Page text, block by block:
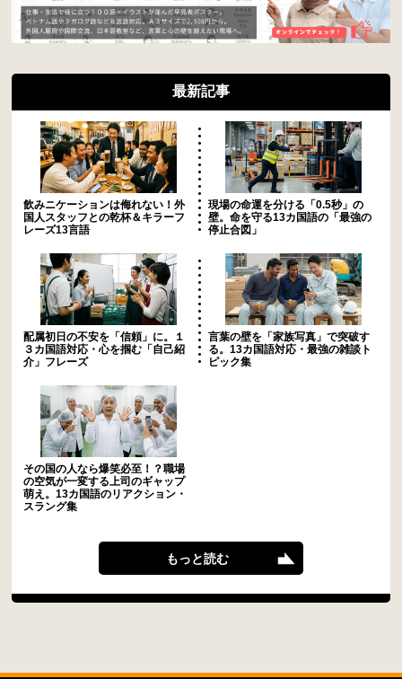
最新記事
飲みニケーションは侮れない！外
国人スタッフとの乾杯＆キラーフ
レーズ13言語
現場の命運を分ける「0.5秒」の
壁。命を守る13カ国語の「最強の
停止合図」
配属初日の不安を「信頼」に。１
３カ国語対応・心を掴む「自己紹
介」フレーズ
言葉の壁を「家族写真」で突破す
る。13カ国語対応・最強の雑談ト
ピック集
その国の人なら爆笑必至！？職場
の空気が一変する上司のギャップ
萌え。13カ国語のリアクション・
スラング集
もっと読む